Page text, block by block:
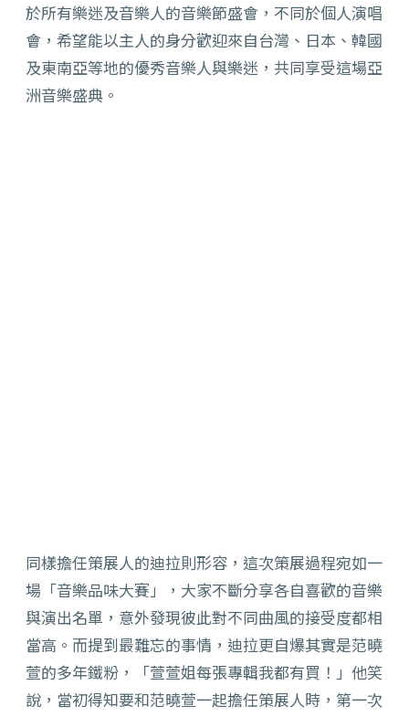
於所有樂迷及音樂人的音樂節盛會，不同於個人演唱
會，希望能以主人的身分歡迎來自台灣、日本、韓國
及東南亞等地的優秀音樂人與樂迷，共同享受這場亞
洲音樂盛典。
同樣擔任策展人的迪拉則形容，這次策展過程宛如一
場「音樂品味大賽」，大家不斷分享各自喜歡的音樂
與演出名單，意外發現彼此對不同曲風的接受度都相
當高。而提到最難忘的事情，迪拉更自爆其實是范曉
萱的多年鐵粉，「萱萱姐每張專輯我都有買！」他笑
說，當初得知要和范曉萱一起擔任策展人時，第一次